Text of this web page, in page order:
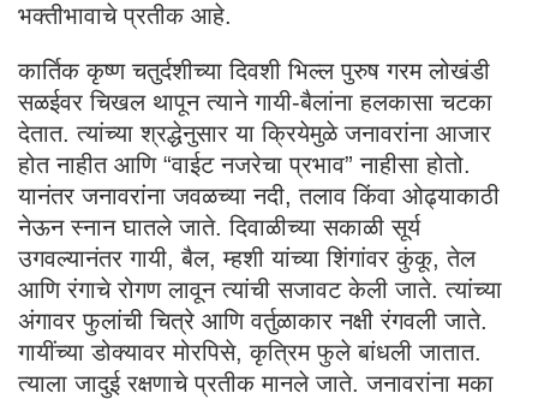
भक्तीभावाचे प्रतीक आहे.
कार्तिक कृष्ण चतुर्दशीच्या दिवशी भिल्ल पुरुष गरम लोखंडी
सळईवर चिखल थापून त्याने गायी-बैलांना हलकासा चटका
देतात. त्यांच्या श्रद्धेनुसार या क्रियेमुळे जनावरांना आजार
होत नाहीत आणि “वाईट नजरेचा प्रभाव” नाहीसा होतो.
यानंतर जनावरांना जवळच्या नदी, तलाव किंवा ओढ्याकाठी
नेऊन स्नान घातले जाते. दिवाळीच्या सकाळी सूर्य
उगवल्यानंतर गायी, बैल, म्हशी यांच्या शिंगांवर कुंकू, तेल
आणि रंगाचे रोगण लावून त्यांची सजावट केली जाते. त्यांच्या
अंगावर फुलांची चित्रे आणि वर्तुळाकार नक्षी रंगवली जाते.
गायींच्या डोक्यावर मोरपिसे, कृत्रिम फुले बांधली जातात.
त्याला जादुई रक्षणाचे प्रतीक मानले जाते. जनावरांना मका